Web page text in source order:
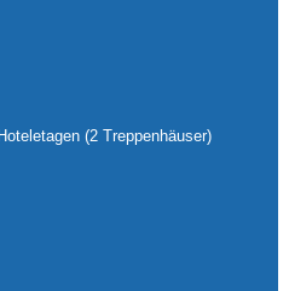
(2 Treppenhäuser)